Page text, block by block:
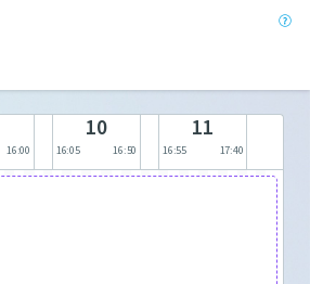
16:00
10
16:05 16:50
11
16:55 17:40